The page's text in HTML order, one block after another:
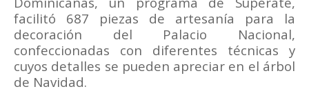
facilitó 687 piezas de artesanía para la
decoración del Palacio Nacional,
confeccionadas con diferentes técnicas y
cuyos detalles se pueden apreciar en el árbol
de Navidad.